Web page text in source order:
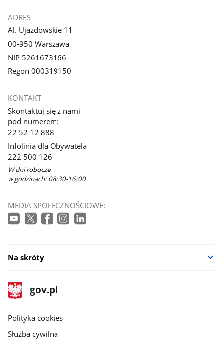
ADRES
Al. Ujazdowskie 11
00-950 Warszawa
NIP 5261673166
Regon 000319150
KONTAKT
Skontaktuj się z nami
pod numerem:
22 52 12 888
Infolinia dla Obywatela
222 500 126
W dni robocze
w godzinach: 08:30-16:00
MEDIA SPOŁECZNOŚCIOWE:
Na skróty
stopka
gov.pl
Strona
gov.pl
gov.pl
Polityka cookies
Służba cywilna